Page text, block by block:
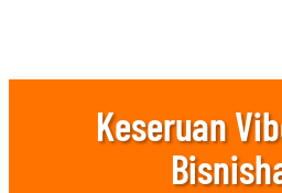
Keseruan